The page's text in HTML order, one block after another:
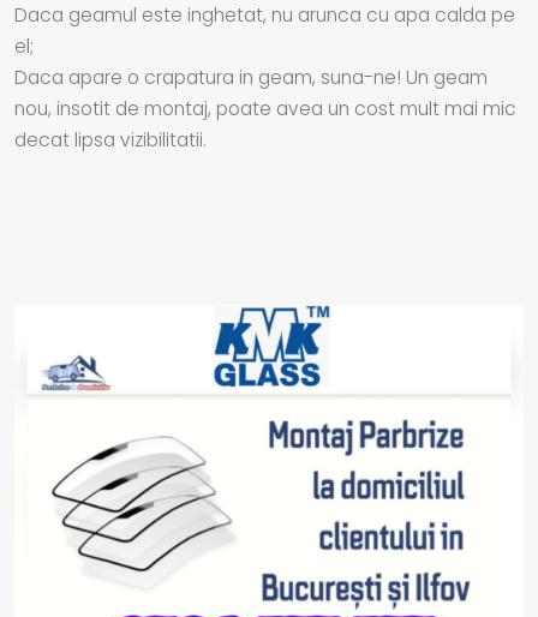
Daca geamul este inghetat, nu arunca cu apa calda pe
el;
Daca apare o crapatura in geam, suna-ne! Un geam
nou, insotit de montaj, poate avea un cost mult mai mic
decat lipsa vizibilitatii.